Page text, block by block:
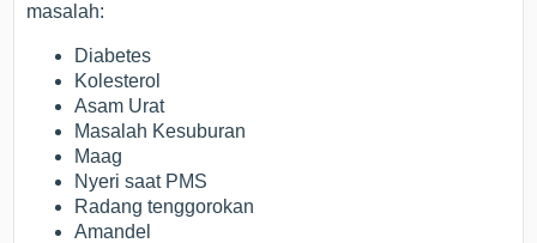
masalah:
Diabetes
Kolesterol
Asam Urat
Masalah Kesuburan
Maag
Nyeri saat PMS
Radang tenggorokan
Amandel